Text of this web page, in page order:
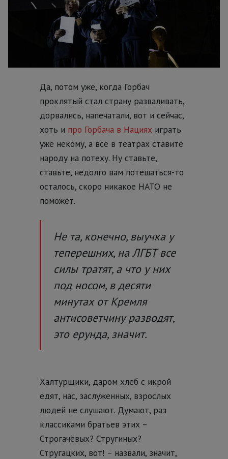
Да, потом уже, когда Горбач
проклятый стал страну разваливать,
дорвались, напечатали, вот и сейчас,
хоть и про Горбача в Нациях играть
уже некому, а всё в театрах ставите
народу на потеху. Ну ставьте,
ставьте, недолго вам потешаться-то
осталось, скоро никакое НАТО не
поможет.
Не та, конечно, выучка у
теперешних, на ЛГБТ все
силы тратят, а что у них
под носом, в десяти
минутах от Кремля
антисоветчину разводят,
это ерунда, значит.
Халтурщики, даром хлеб с икрой
едят, нас, заслуженных, взрослых
людей не слушают. Думают, раз
классиками братьев этих –
Строгачёвых? Стругиных?
Стругацких, вот! – назвали, значит,